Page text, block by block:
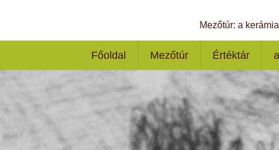
Mezőtúr: a
Főoldal Mezőtúr Értéktár